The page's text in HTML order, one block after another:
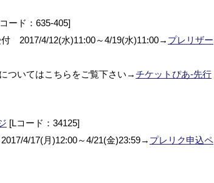
ード：635-405]
2017/4/12(水)11:00～4/19(水)11:00→ プレリザー
ついてはこちらをご覧下さい→チケットぴあ-先行
[Lコード：34125]
4/17(月)12:00～4/21(金)23:59→ プレリク申込ペ